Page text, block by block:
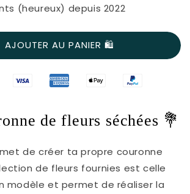
Kit
-
Couronne
murale
&quot;Lila
(heureux) depuis 2022
AJOUTER AU PANIER 🛍
de fleurs séchées 💐
de créer ta propre couronne
de fleurs fournies est celle
modèle et permet de réaliser la